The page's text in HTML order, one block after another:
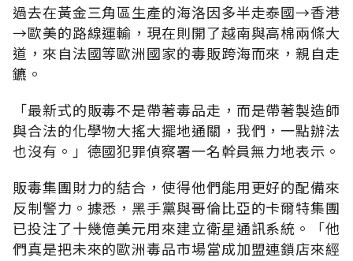
過去在黃金三角區生產的海洛因多半走泰國→香港
→歐美的路線運輸，現在則開了越南與高棉兩條大
道，來自法國等歐洲國家的毒販跨海而來，親自走
鑣。
「最新式的販毒不是帶著毒品走，而是帶著製造師
與合法的化學物大搖大擺地通關，我們，一點辦法
也沒有。」德國犯罪偵察署一名幹員無力地表示。
販毒集團財力的結合，使得他們能用更好的配備來
反制警力。據悉，黑手黨與哥倫比亞的卡爾特集團
已投注了十幾億美元用來建立衛星通訊系統。「他
們真是把未來的歐洲毒品市場當成加盟連鎖店來經